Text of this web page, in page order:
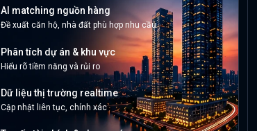
AI matching nguồn hàng
Đề xuất căn hộ, nhà đất phù hợp nhu cầu
Phân tích dự án & khu vực
Hiểu rõ tiềm năng và rủi ro
Dữ liệu thị trường realtime
Cập nhật liên tục, chính xác